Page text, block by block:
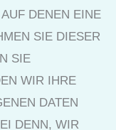
DENEN EINE
SIE DIESER
SIE
WIR IHRE
DATEN
DENN, WIR